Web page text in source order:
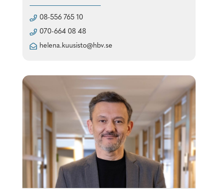
08-556 765 10
070-664 08 48
helena.kuusisto@hbv.se